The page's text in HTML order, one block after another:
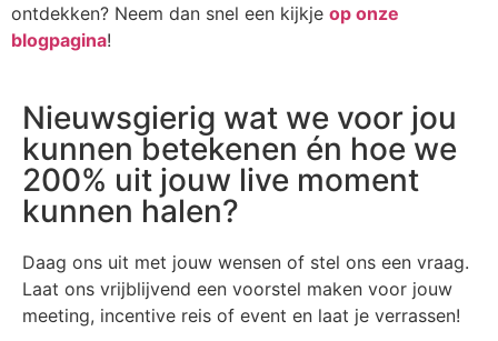
ontdekken? Neem dan snel een kijkje op onze
blogpagina!
Nieuwsgierig wat we voor jou
kunnen betekenen én hoe we
200% uit jouw live moment
kunnen halen?
Daag ons uit met jouw wensen of stel ons een vraag.
Laat ons vrijblijvend een voorstel maken voor jouw
meeting, incentive reis of event en laat je verrassen!